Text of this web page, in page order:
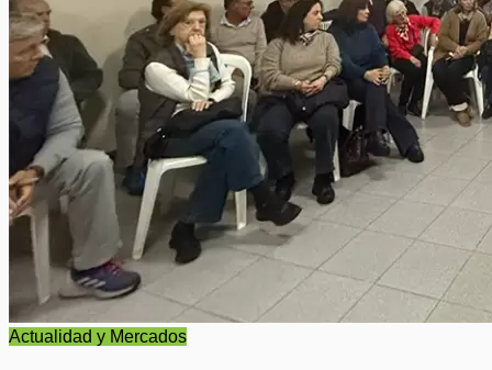
Actualidad y Mercados